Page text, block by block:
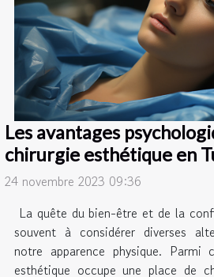
Les avantages
chirurgie esthétique en
24 novembre 2023 09:36
La quête du bien-être et de la
souvent à considérer diverses
notre apparence physique. Parmi
esthétique occupe une place de